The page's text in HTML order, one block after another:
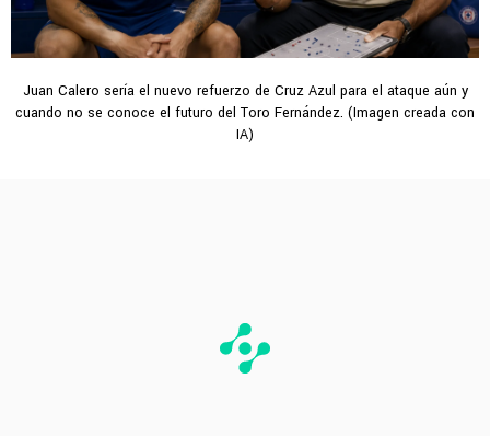
Juan Calero sería el nuevo refuerzo de Cruz Azul para el ataque aún y
cuando no se conoce el futuro del Toro Fernández. (Imagen creada con
IA)